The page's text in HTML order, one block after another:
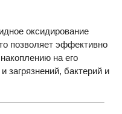
оксидирование
позволяет эффективно
на его
загрязнений, бактерий и